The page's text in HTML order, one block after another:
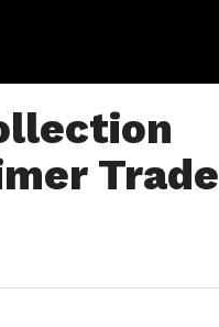
Trade